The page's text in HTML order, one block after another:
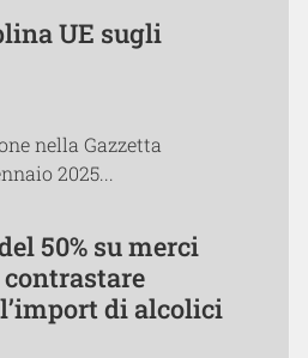
UE sugli
nella Gazzetta
2025...
50% su merci
di alcolici